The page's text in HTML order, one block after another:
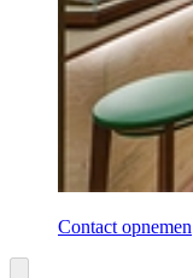
Contact opnemen